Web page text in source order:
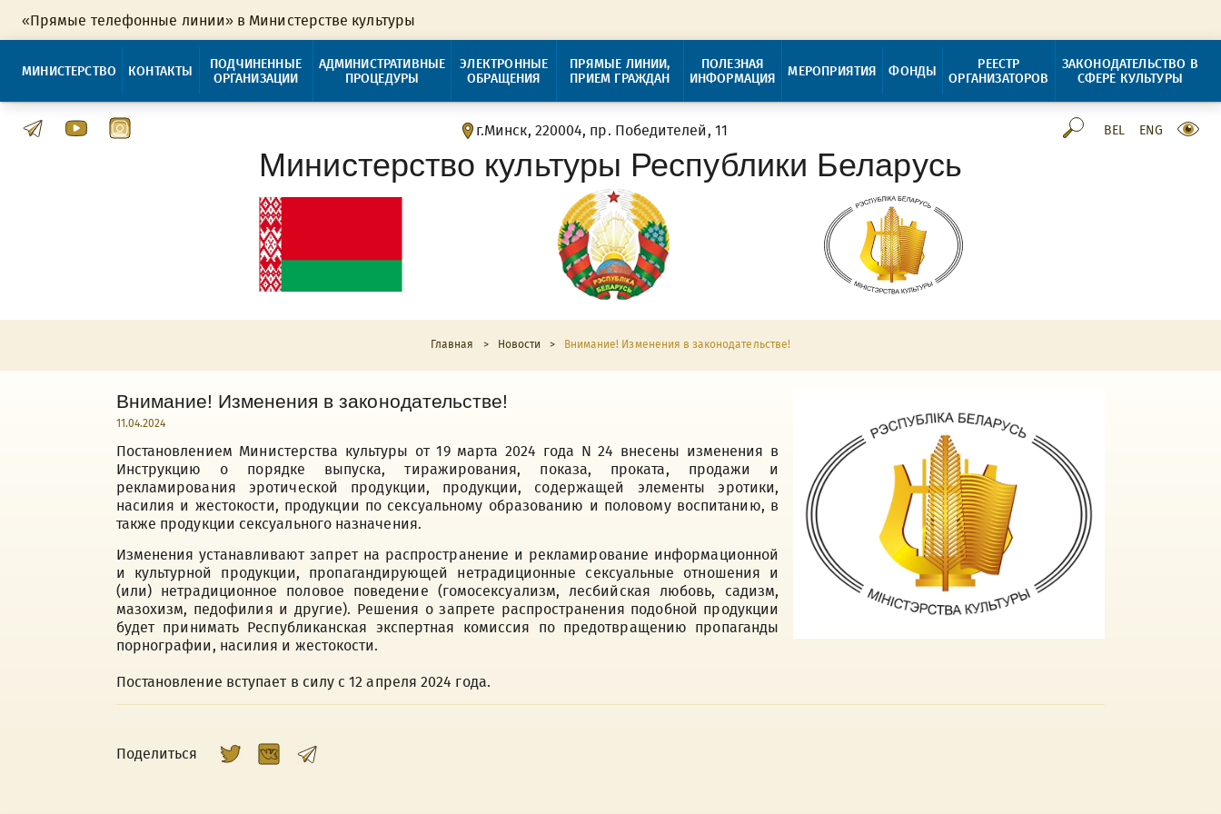
«Прямые телефонные линии» в Министерстве культуры
МИНИСТЕРСТВО КОНТАКТЫ
ПОДЧИНЕННЫЕ
ОРГАНИЗАЦИИ
АДМИНИСТРАТИВНЫЕ
ПРОЦЕДУРЫ
ЭЛЕКТРОННЫЕ
ОБРАЩЕНИЯ
ПРЯМЫЕ ЛИНИИ,
ПРИЕМ ГРАЖДАН
ПОЛЕЗНАЯ
ИНФОРМАЦИЯ
МЕРОПРИЯТИЯ ФОНДЫ
РЕЕСТР
ОРГАНИЗАТОРОВ
ЗАКОНОДАТЕЛЬСТВО В
СФЕРЕ КУЛЬТУРЫ
г.Минск, 220004, пр. Победителей, 11 BEL ENG
Министерство культуры Республики Беларусь
Главная > Новости > Внимание! Изменения в законодательстве!
Внимание! Изменения в законодательстве!
11.04.2024
Постановлением Министерства культуры от 19 марта 2024 года N 24 внесены изменения в
Инструкцию о порядке выпуска, тиражирования, показа, проката, продажи и
рекламирования эротической продукции, продукции, содержащей элементы эротики,
насилия и жестокости, продукции по сексуальному образованию и половому воспитанию, в
также продукции сексуального назначения.
Изменения устанавливают запрет на распространение и рекламирование информационной
и культурной продукции, пропагандирующей нетрадиционные сексуальные отношения и
(или) нетрадиционное половое поведение (гомосексуализм, лесбийская любовь, садизм,
мазохизм, педофилия и другие). Решения о запрете распространения подобной продукции
будет принимать Республиканская экспертная комиссия по предотвращению пропаганды
порнографии, насилия и жестокости.
Постановление вступает в силу с 12 апреля 2024 года.
Поделиться